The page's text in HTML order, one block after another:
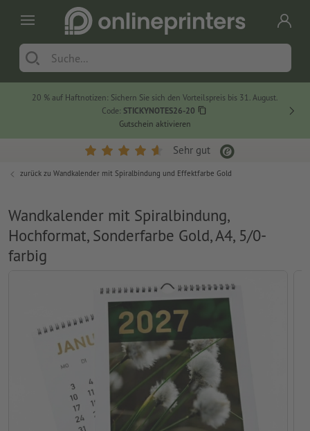
20 % auf Haftnotizen: Sichern Sie sich den Vorteilspreis bis 31. August.
Code: STICKYNOTES26-20
Gutschein aktivieren
Sehr gut
zurück zu Wandkalender mit Spiralbindung und Effektfarbe Gold
Wandkalender mit Spiralbindung,
Hochformat, Sonderfarbe Gold, A4, 5/0-
farbig